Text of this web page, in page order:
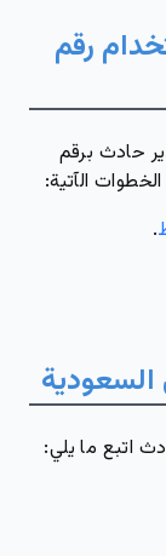
رقم
حادث برقم
الآتية:
.
السعودية
اتبع ما يلي: